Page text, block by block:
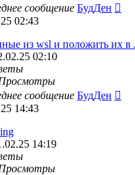
сообщение БудДен
02:43
из wsl и положить их
02:10
сообщение БудДен
14:43
14:19